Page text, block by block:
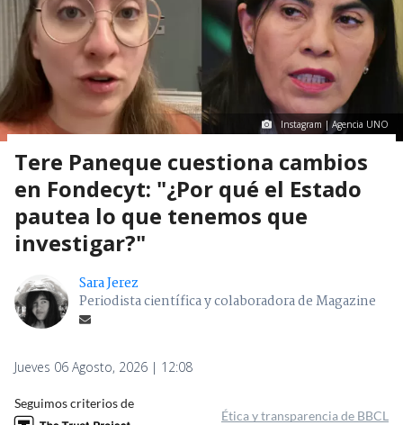
Instagram | Agencia UNO
Tere Paneque cuestiona cambios
en Fondecyt: "¿Por qué el Estado
pautea lo que tenemos que
investigar?"
Sara Jerez
Periodista científica y colaboradora de Magazine
Jueves 06 Agosto, 2026 | 12:08
Seguimos criterios de
Ética y transparencia de BBCL